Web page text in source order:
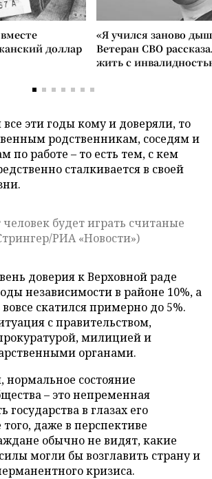
доллар
«Я учился заново
Ветеран СВО
жить с
эти годы кому и доверяли, то
родственникам, соседям и
по работе – то есть тем, с кем
сталкивается в своей
человек будет играть считаные
РИА «Новости»)
доверия к Верховной раде
независимости в районе 10%, а
скатился примерно до 5%.
с правительством,
милицией и
органами.
нормальное состояние
– это непременная
государства в глазах его
даже в перспективе
обычно не видят, какие
могли бы возглавить страну и
кризиса.